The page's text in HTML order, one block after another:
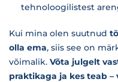
tehnoloogilistest
Kui mina olen suutnud
olla ema, siis see on
võimalik. Võta julgelt
praktikaga ja kes teab –